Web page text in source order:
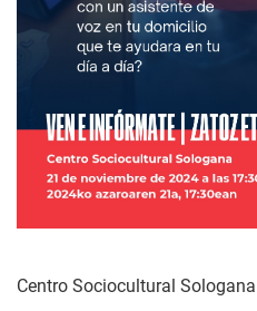
Centro Sociocultural Sologana